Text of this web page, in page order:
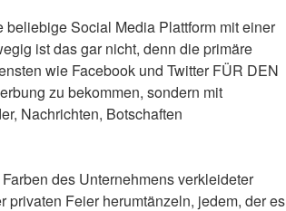
Social Media Plattform mit einer
ist das gar nicht, denn die primäre
wie Facebook und Twitter FÜR DEN
zu bekommen, sondern mit
Nachrichten, Botschaften
des Unternehmens verkleideter
privaten Feier herumtänzeln, jedem, der es